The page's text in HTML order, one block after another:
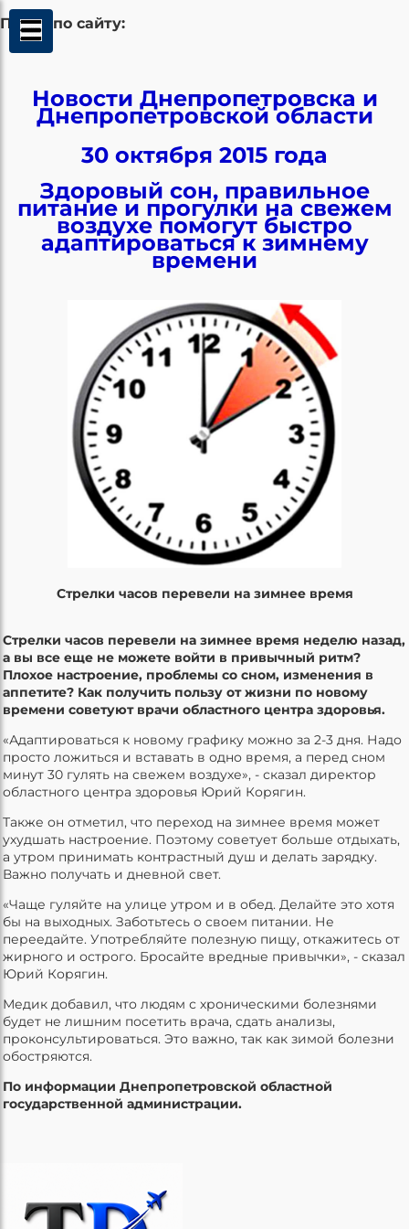
Поиск по сайту:
Новости Днепропетровска и
Днепропетровской области
30 октября 2015 года
Здоровый сон, правильное
питание и прогулки на свежем
воздухе помогут быстро
адаптироваться к зимнему
времени
Стрелки часов перевели на зимнее время
Стрелки часов перевели на зимнее время неделю назад,
а вы все еще не можете войти в привычный ритм?
Плохое настроение, проблемы со сном, изменения в
аппетите? Как получить пользу от жизни по новому
времени советуют врачи областного центра здоровья.
«Адаптироваться к новому графику можно за 2-3 дня. Надо
просто ложиться и вставать в одно время, а перед сном
минут 30 гулять на свежем воздухе», - сказал директор
областного центра здоровья Юрий Корягин.
Также он отметил, что переход на зимнее время может
ухудшать настроение. Поэтому советует больше отдыхать,
а утром принимать контрастный душ и делать зарядку.
Важно получать и дневной свет.
«Чаще гуляйте на улице утром и в обед. Делайте это хотя
бы на выходных. Заботьтесь о своем питании. Не
переедайте. Употребляйте полезную пищу, откажитесь от
жирного и острого. Бросайте вредные привычки», - сказал
Юрий Корягин.
Медик добавил, что людям с хроническими болезнями
будет не лишним посетить врача, сдать анализы,
проконсультироваться. Это важно, так как зимой болезни
обостряются.
По информации Днепропетровской областной
государственной администрации.